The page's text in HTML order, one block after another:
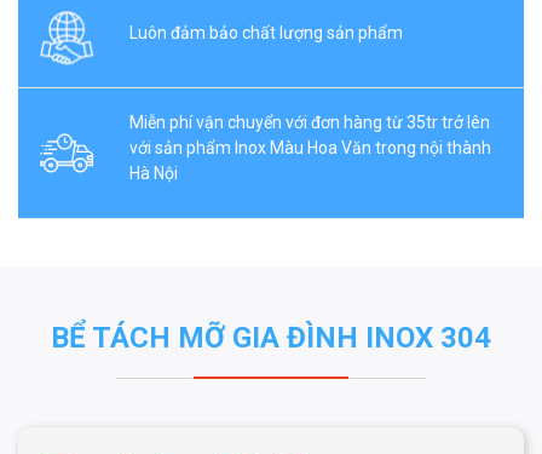
Luôn đảm bảo chất lượng sản phẩm
Miễn phí vận chuyển với đơn hàng từ 35tr trở lên
với sản phẩm Inox Màu Hoa Văn trong nội thành
Hà Nội
BỂ TÁCH MỠ GIA ĐÌNH INOX 304